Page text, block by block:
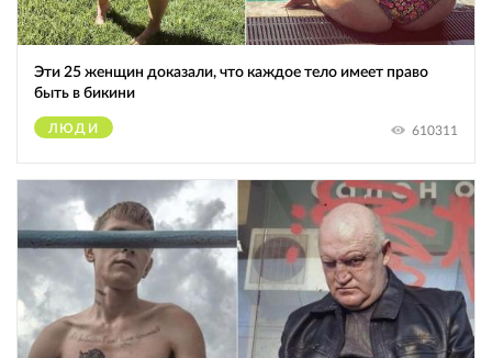
Эти 25 женщин доказали, что каждое тело имеет право
быть в бикини
ЛЮДИ 610311